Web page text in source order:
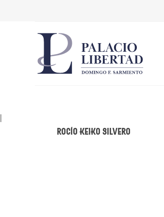
|
Rocío Keiko Silvero